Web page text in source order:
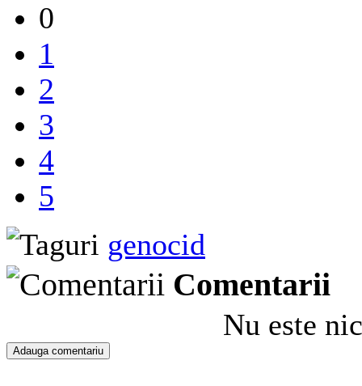
0
1
2
3
4
5
genocid
Comentarii
Nu este